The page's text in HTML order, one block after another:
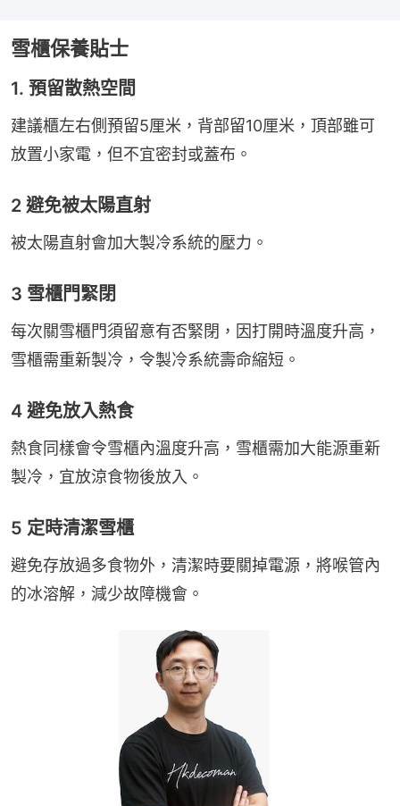
雪櫃保養貼士
1. 預留散熱空間
建議櫃左右側預留5厘米，背部留10厘米，頂部雖可
放置小家電，但不宜密封或蓋布。
2 避免被太陽直射
被太陽直射會加大製冷系統的壓力。
3 雪櫃門緊閉
每次關雪櫃門須留意有否緊閉，因打開時溫度升高，
雪櫃需重新製冷，令製冷系統壽命縮短。
4 避免放入熱食
熱食同樣會令雪櫃內溫度升高，雪櫃需加大能源重新
製冷，宜放涼食物後放入。
5 定時清潔雪櫃
避免存放過多食物外，清潔時要關掉電源，將喉管內
的冰溶解，減少故障機會。